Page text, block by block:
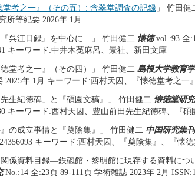
考之一』（その五）: 含翠堂調査の記録 」 竹田健
所等紀要 2026年 1月
呉江日録』を中心に―」 竹田健二 懐徳vol.:93 全
キーワード:中井木菟麻呂、景社、新田文庫
堂考之一』（その四）」 竹田健二 島根大学教育
2025年 1月 キーワード:西村天囚、『懐徳堂考之一
生紀徳碑」と『碩園文稿』」 竹田健二 懐徳堂研究
キーワード:西村天囚、豊山前田先生紀徳碑、『碩
の成立事情と『奠陰集』」 竹田健二 中国研究集刊
キーワード:西村天囚、『奠陰集』、『懐徳
関係資料目録―鉄砲館・黎明館に現存する資料に
No.:14 全:23頁 89-111頁 学術雑誌 2023年 2月